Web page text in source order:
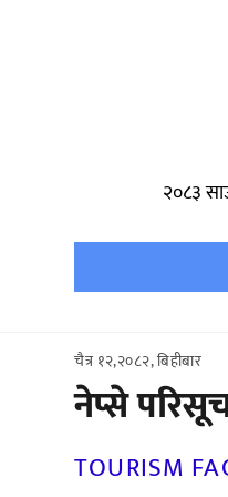
२०८३
चैत्र १२,२०८२, बिहीबार
नेप्से
TOURISM